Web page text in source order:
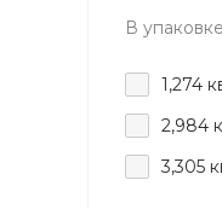
В
1,274
2,984
3,305